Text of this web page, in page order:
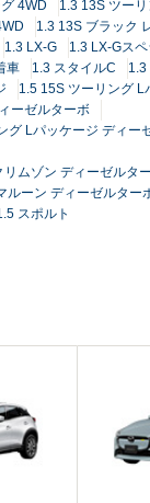
4WD
1.3 13S ツー
1.3 13S ブラック
1.3 LX-G
1.3 LX-Gス
車 1.3 スタイルC 1.3
1.5 15S ツーリング L
ーゼルターボ
グ Lパッケージ ディー
リムゾン ディーゼルタ
ルーン ディーゼルター
スポルト